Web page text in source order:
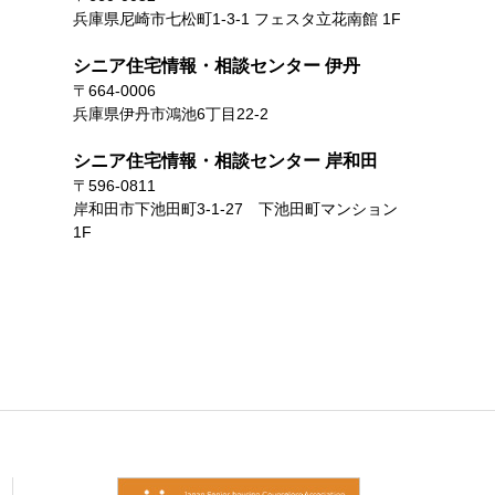
兵庫県尼崎市七松町1-3-1 フェスタ立花南館 1F
シニア住宅情報・相談センター 伊丹
〒664-0006
兵庫県伊丹市鴻池6丁目22-2
シニア住宅情報・相談センター 岸和田
〒596-0811
岸和田市下池田町3-1-27 下池田町マンション
1F